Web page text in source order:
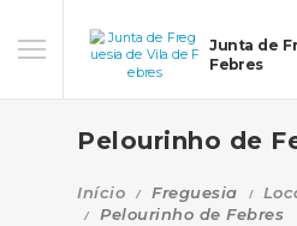
Junta de
Febres
Pelourinho de
Início Freguesia
Pelourinho de Febres